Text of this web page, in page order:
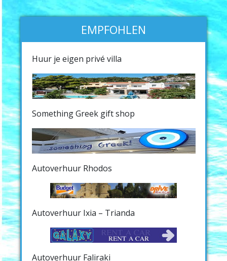
EMPFOHLEN
Huur je eigen privé villa
Something Greek gift shop
Autoverhuur Rhodos
Autoverhuur Ixia – Trianda
Autoverhuur Faliraki